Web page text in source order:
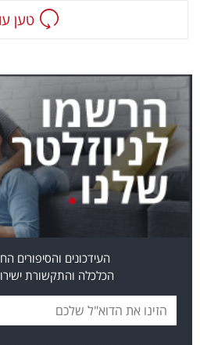
טען
העידכונים והסיפורים
הכלכלה והתקשורת